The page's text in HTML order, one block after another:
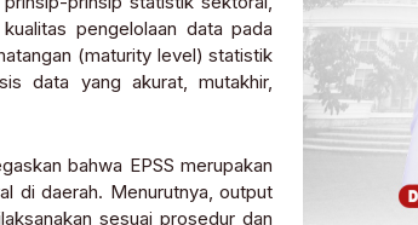
pengelolaan data pada
(maturity level) statistik
data yang akurat, mutakhir,
bahwa EPSS merupakan
di daerah. Menurutnya, output
sesuai prosedur dan